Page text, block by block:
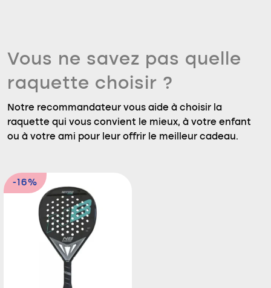
Vous ne savez pas quelle
raquette choisir ?
Notre recommandateur vous aide à choisir la
raquette qui vous convient le mieux, à votre enfant
ou à votre ami pour leur offrir le meilleur cadeau.
-16%